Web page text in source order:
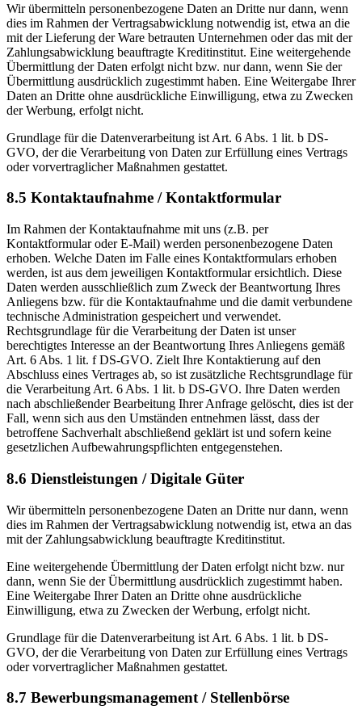
Wir übermitteln personenbezogene Daten an Dritte nur dann, wenn
dies im Rahmen der Vertragsabwicklung notwendig ist, etwa an die
mit der Lieferung der Ware betrauten Unternehmen oder das mit der
Zahlungsabwicklung beauftragte Kreditinstitut. Eine weitergehende
Übermittlung der Daten erfolgt nicht bzw. nur dann, wenn Sie der
Übermittlung ausdrücklich zugestimmt haben. Eine Weitergabe Ihrer
Daten an Dritte ohne ausdrückliche Einwilligung, etwa zu Zwecken
der Werbung, erfolgt nicht.
Grundlage für die Datenverarbeitung ist Art. 6 Abs. 1 lit. b DS-
GVO, der die Verarbeitung von Daten zur Erfüllung eines Vertrags
oder vorvertraglicher Maßnahmen gestattet.
8.5 Kontaktaufnahme / Kontaktformular
Im Rahmen der Kontaktaufnahme mit uns (z.B. per
Kontaktformular oder E-Mail) werden personenbezogene Daten
erhoben. Welche Daten im Falle eines Kontaktformulars erhoben
werden, ist aus dem jeweiligen Kontaktformular ersichtlich. Diese
Daten werden ausschließlich zum Zweck der Beantwortung Ihres
Anliegens bzw. für die Kontaktaufnahme und die damit verbundene
technische Administration gespeichert und verwendet.
Rechtsgrundlage für die Verarbeitung der Daten ist unser
berechtigtes Interesse an der Beantwortung Ihres Anliegens gemäß
Art. 6 Abs. 1 lit. f DS-GVO. Zielt Ihre Kontaktierung auf den
Abschluss eines Vertrages ab, so ist zusätzliche Rechtsgrundlage für
die Verarbeitung Art. 6 Abs. 1 lit. b DS-GVO. Ihre Daten werden
nach abschließender Bearbeitung Ihrer Anfrage gelöscht, dies ist der
Fall, wenn sich aus den Umständen entnehmen lässt, dass der
betroffene Sachverhalt abschließend geklärt ist und sofern keine
gesetzlichen Aufbewahrungspflichten entgegenstehen.
8.6 Dienstleistungen / Digitale Güter
Wir übermitteln personenbezogene Daten an Dritte nur dann, wenn
dies im Rahmen der Vertragsabwicklung notwendig ist, etwa an das
mit der Zahlungsabwicklung beauftragte Kreditinstitut.
Eine weitergehende Übermittlung der Daten erfolgt nicht bzw. nur
dann, wenn Sie der Übermittlung ausdrücklich zugestimmt haben.
Eine Weitergabe Ihrer Daten an Dritte ohne ausdrückliche
Einwilligung, etwa zu Zwecken der Werbung, erfolgt nicht.
Grundlage für die Datenverarbeitung ist Art. 6 Abs. 1 lit. b DS-
GVO, der die Verarbeitung von Daten zur Erfüllung eines Vertrags
oder vorvertraglicher Maßnahmen gestattet.
8.7 Bewerbungsmanagement / Stellenbörse